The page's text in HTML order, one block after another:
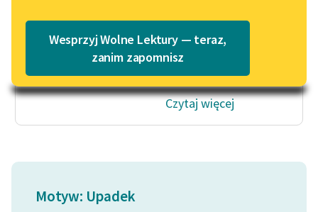
Lektury szkolne i klasyka
uczennic i uczniów z
E-kolekcja lektur
słuchania dla uczennic i
Katalog w formacie PDF
Wesprzyj Wolne Lektury — teraz,
zanim zapomnisz
sobie, że
Czytaj więcej
Motyw: Upadek